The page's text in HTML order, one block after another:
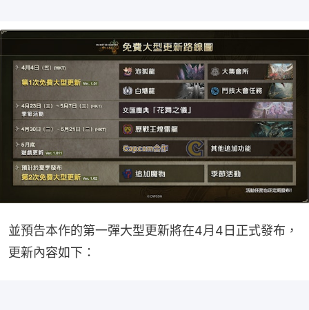
並預告本作的第一彈大型更新將在4月4日正式發布，
更新內容如下：